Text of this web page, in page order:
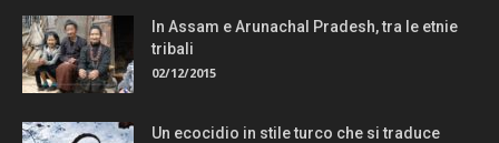
In Assam e Arunachal Pradesh, tra le etnie
tribali
02/12/2015
Un ecocidio in stile turco che si traduce